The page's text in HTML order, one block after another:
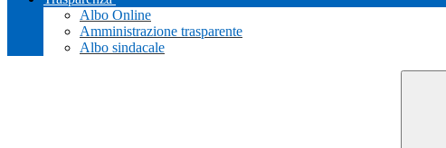
Albo Online
Amministrazione trasparente
Albo sindacale